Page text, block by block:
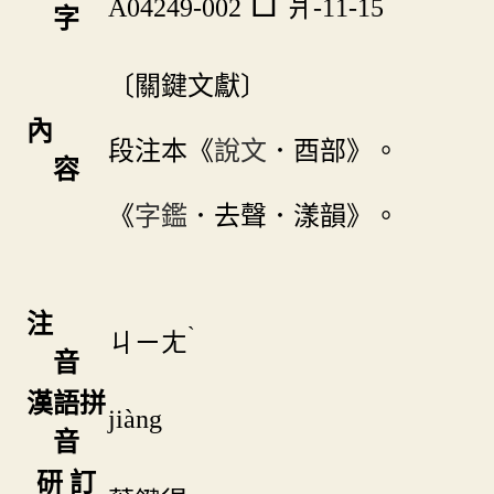
字 A04249-002 爿-11-15
內
容
〔關鍵文獻〕
段注本《說文 ．酉部》。
《字鑑 ．去聲．漾韻》。
注
音
ㄐㄧㄤˋ
漢語拼
音
jiàng
研 訂